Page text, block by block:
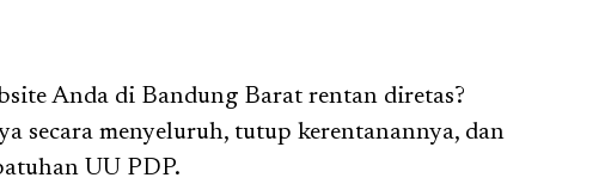
Anda di Bandung Barat rentan diretas?
secara menyeluruh, tutup kerentanannya, dan
UU PDP.